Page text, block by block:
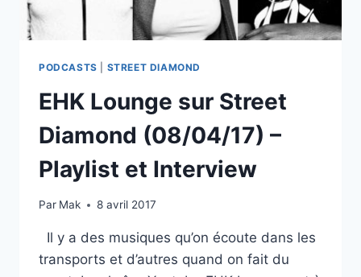
PODCASTS STREET DIAMOND
EHK Lounge sur Street
Diamond (08/04/17) –
Playlist et Interview
Par Mak 8 avril 2017
Il y a des musiques qu’on écoute dans les
transports et d’autres quand on fait du